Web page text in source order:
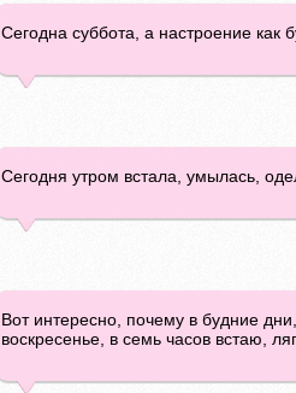
Сегодна суббота, а настроение как
Сегодня утром встала, умылась,
Вот интересно, почему в будние
воскресенье, в семь часов встаю,